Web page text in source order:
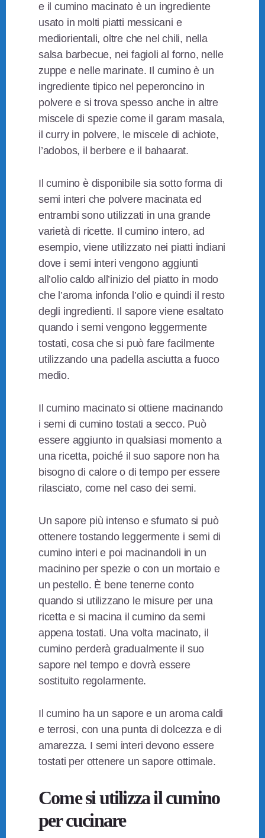
e il cumino macinato è un ingrediente
usato in molti piatti messicani e
mediorientali, oltre che nel chili, nella
salsa barbecue, nei fagioli al forno, nelle
zuppe e nelle marinate. Il cumino è un
ingrediente tipico nel peperoncino in
polvere e si trova spesso anche in altre
miscele di spezie come il garam masala,
il curry in polvere, le miscele di achiote,
l’adobos, il berbere e il bahaarat.
Il cumino è disponibile sia sotto forma di
semi interi che polvere macinata ed
entrambi sono utilizzati in una grande
varietà di ricette. Il cumino intero, ad
esempio, viene utilizzato nei piatti indiani
dove i semi interi vengono aggiunti
all’olio caldo all’inizio del piatto in modo
che l’aroma infonda l’olio e quindi il resto
degli ingredienti. Il sapore viene esaltato
quando i semi vengono leggermente
tostati, cosa che si può fare facilmente
utilizzando una padella asciutta a fuoco
medio.
Il cumino macinato si ottiene macinando
i semi di cumino tostati a secco. Può
essere aggiunto in qualsiasi momento a
una ricetta, poiché il suo sapore non ha
bisogno di calore o di tempo per essere
rilasciato, come nel caso dei semi.
Un sapore più intenso e sfumato si può
ottenere tostando leggermente i semi di
cumino interi e poi macinandoli in un
macinino per spezie o con un mortaio e
un pestello. È bene tenerne conto
quando si utilizzano le misure per una
ricetta e si macina il cumino da semi
appena tostati. Una volta macinato, il
cumino perderà gradualmente il suo
sapore nel tempo e dovrà essere
sostituito regolarmente.
Il cumino ha un sapore e un aroma caldi
e terrosi, con una punta di dolcezza e di
amarezza. I semi interi devono essere
tostati per ottenere un sapore ottimale.
Come si utilizza il cumino
per cucinare